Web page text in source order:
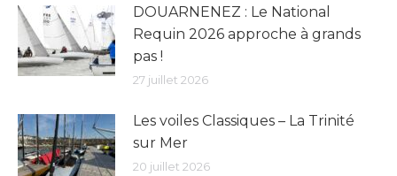
DOUARNENEZ : Le National
Requin 2026 approche à grands
pas !
27 juillet 2026
Les voiles Classiques – La Trinité
sur Mer
20 juillet 2026